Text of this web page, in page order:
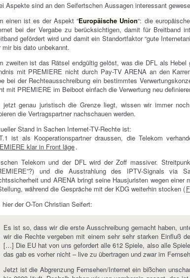
Aspekte sind an den Seifertschen Aussagen interessant
einen ist es der Aspekt “Europäische Union“: die
bei der Vergabe zu berücksichtigen, damit für Breitband
gefördert wird und damit ein Standortfaktor “gute
mir bis dato unbekannt.
zweiten ist das Rätsel endgültig gelöst, was die DFL als
mit PREMIERE nicht durch Pay-TV ARENA an den
bei der Rechteausschreibung ein bestimmtes
mit PREMIERE im Beiboot einfach die Verwertung neu
jetzt genau juristisch die Grenze liegt, wissen wir immer
die Vertragspartner nachschauen werden.
Stand in Sachen Internet-TV-Rechte ist:
ist als Kooperationspartner draussen, die Telekom
klar in Front läge.
Telekom und der DFL wird der Zoff massiver.
und die Ausstrahlung des IPTV-Signals via
und ARENA bringt seine Hausjuristen wegen einer
während die Gespräche mit der KDG weiterhin stocken (
hier der O-Ton Christian Seifert:
Es ist so, dass wir die erste Ausschreibung gemacht haben,
wir die Rechte vergeben mit einem sehr sehr starken Einfluß
[…] Die EU hat von uns gefordert alle 612 Spiele, also alle
das gab es vorher nicht – live zu übertragen und zwar im
Jetzt ist die Abgrenzung Fernsehen/Internet ein bißchen